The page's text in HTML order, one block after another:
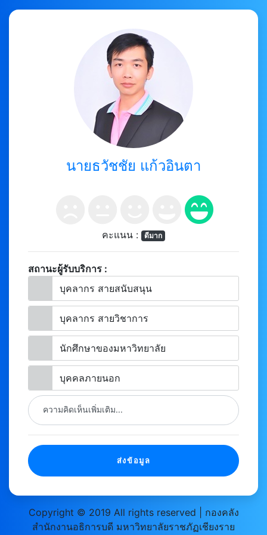
นายธวัชชัย แก้วอินตา
คะแนน : ดีมาก
สถานะผู้รับบริการ :
บุคลากร สายสนับสนุน
บุคลากร สายวิชาการ
นักศึกษาของมหาวิทยาลัย
บุคคลภายนอก
ความคิดเห็นเพิ่มเติม...
ส่งข้อมูล
Copyright © 2019 All rights reserved | กองคลัง
สำนักงานอธิการบดี มหาวิทยาลัยราชภัฏเชียงราย